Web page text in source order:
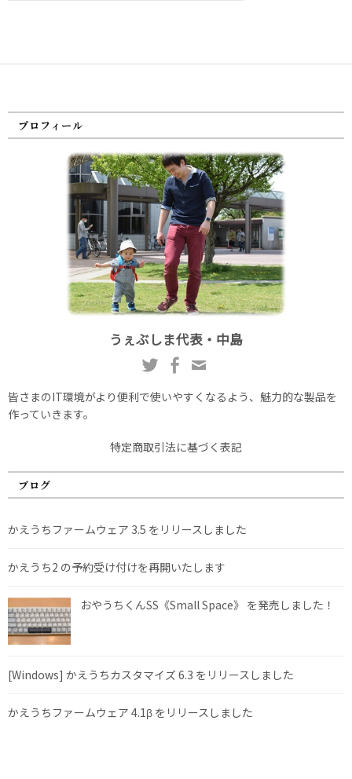
プロフィール
うぇぶしま代表・中島
皆さまのIT環境がより便利で使いやすくなるよう、魅力的な製品を
作っていきます。
特定商取引法に基づく表記
ブログ
かえうちファームウェア 3.5 をリリースしました
かえうち2 の予約受け付けを再開いたします
おやうちくんSS《Small Space》 を発売しました！
[Windows] かえうちカスタマイズ 6.3 をリリースしました
かえうちファームウェア 4.1β をリリースしました